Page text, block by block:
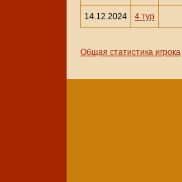
14.12.2024 4 тур
Общая статистика игрока